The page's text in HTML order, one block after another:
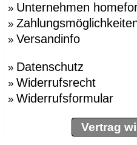
» Unternehmen
»
» Versandinfo
» Datenschutz
» Widerrufsrecht
» Widerrufsformular
Vertrag